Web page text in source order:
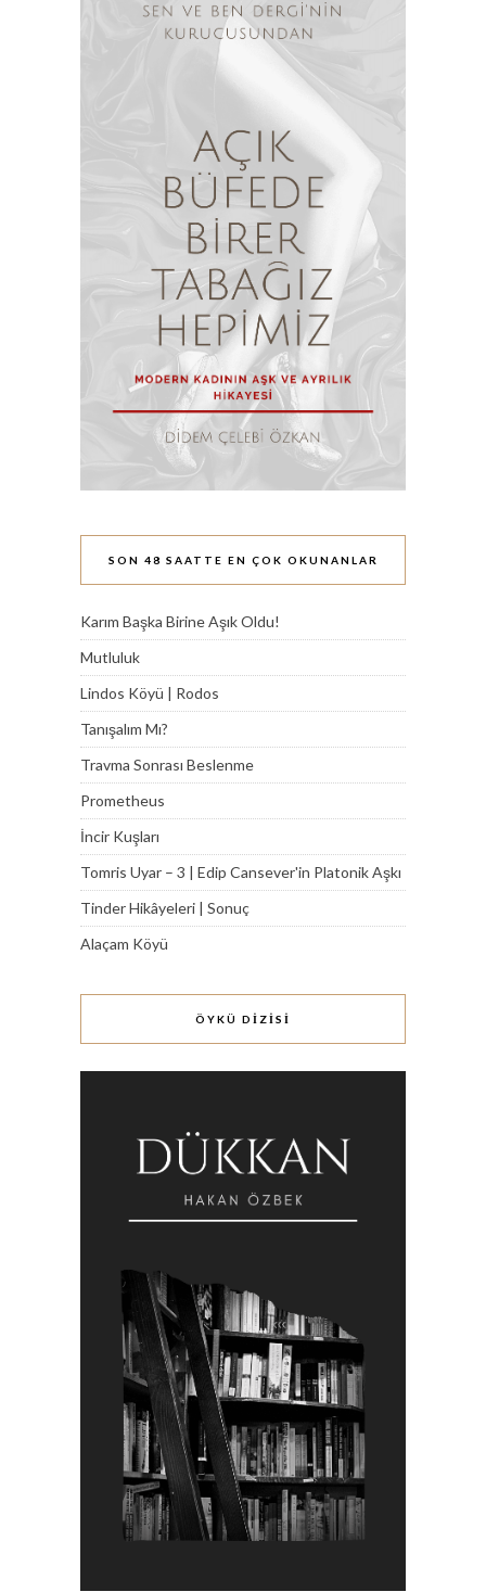
SON 48 SAATTE EN ÇOK OKUNANLAR
Karım Başka Birine Aşık Oldu!
Mutluluk
Lindos Köyü | Rodos
Tanışalım Mı?
Travma Sonrası Beslenme
Prometheus
İncir Kuşları
Tomris Uyar – 3 | Edip Cansever'in Platonik Aşkı
Tinder Hikâyeleri | Sonuç
Alaçam Köyü
ÖYKÜ DİZİSİ